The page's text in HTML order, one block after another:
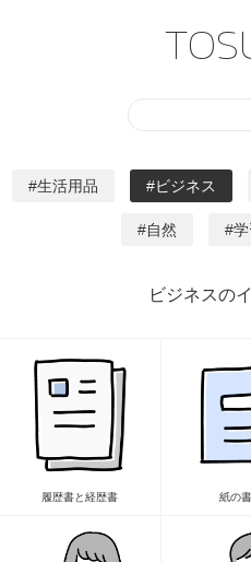
生活用品 ビジネス
自然
ビジネスの
履歴書と経歴書 紙の